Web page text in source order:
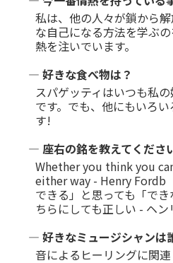
私は、他の人々が鎖から
な自己になる方法を学ぶ
熱を注いでいます。
― 好きな食べ物は？
スパゲッティはいつも私
です。でも、他にもいろ
す!
― 座右の銘を教えてくださ
Whether you think you
either way - Henry Fordb
できる」と思っても「で
ちらにしても正しい - ヘ
― 好きなミュージシャンは
音によるヒーリングに関